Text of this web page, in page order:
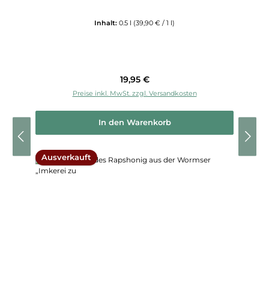
Inhalt: 0.5 l (39,90 € / 1 l)
Regulärer Preis:
19,95 €
Preise inkl. MwSt. zzgl. Versandkosten
In den Warenkorb
Ausverkauft